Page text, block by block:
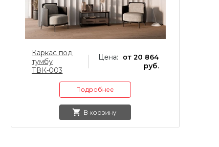
Каркас под
тумбу
ТВК-003
Цена:
от 20 864
руб.
Подробнее
В корзину